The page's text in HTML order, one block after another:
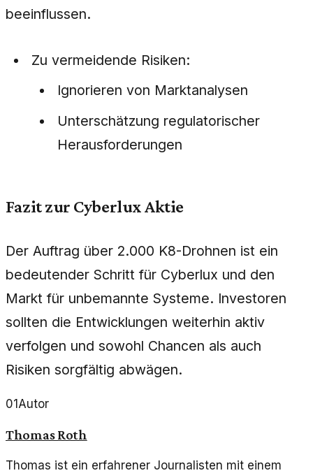
beeinflussen.
Zu vermeidende Risiken:
Ignorieren von Marktanalysen
Unterschätzung regulatorischer
Herausforderungen
Fazit zur Cyberlux Aktie
Der Auftrag über 2.000 K8-Drohnen ist ein
bedeutender Schritt für Cyberlux und den
Markt für unbemannte Systeme. Investoren
sollten die Entwicklungen weiterhin aktiv
verfolgen und sowohl Chancen als auch
Risiken sorgfältig abwägen.
01 Autor
Thomas Roth
Thomas ist ein erfahrener Journalisten mit einem